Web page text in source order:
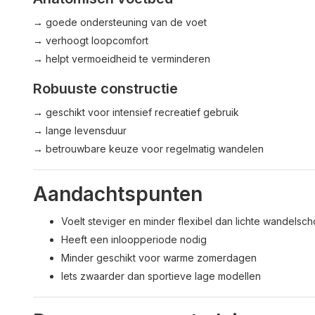
→ goede ondersteuning van de voet
→ verhoogt loopcomfort
→ helpt vermoeidheid te verminderen
Robuuste constructie
→ geschikt voor intensief recreatief gebruik
→ lange levensduur
→ betrouwbare keuze voor regelmatig wandelen
Aandachtspunten
Voelt steviger en minder flexibel dan lichte
Heeft een inloopperiode nodig
Minder geschikt voor warme zomerdagen
Iets zwaarder dan sportieve lage modellen